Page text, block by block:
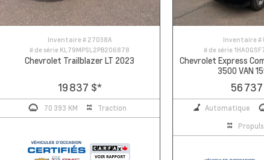
Inventaire # 27038A
# de série KL79MPSL2PB206878
Chevrolet Trailblazer LT 2023
19 837 $*
70 393 KM Traction
Inventaire #
# de série
Chevrolet Express
3500 VAN
56
Automatique